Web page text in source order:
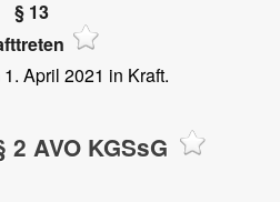
§ 13
April 2021 in Kraft.
AVO KGSsG